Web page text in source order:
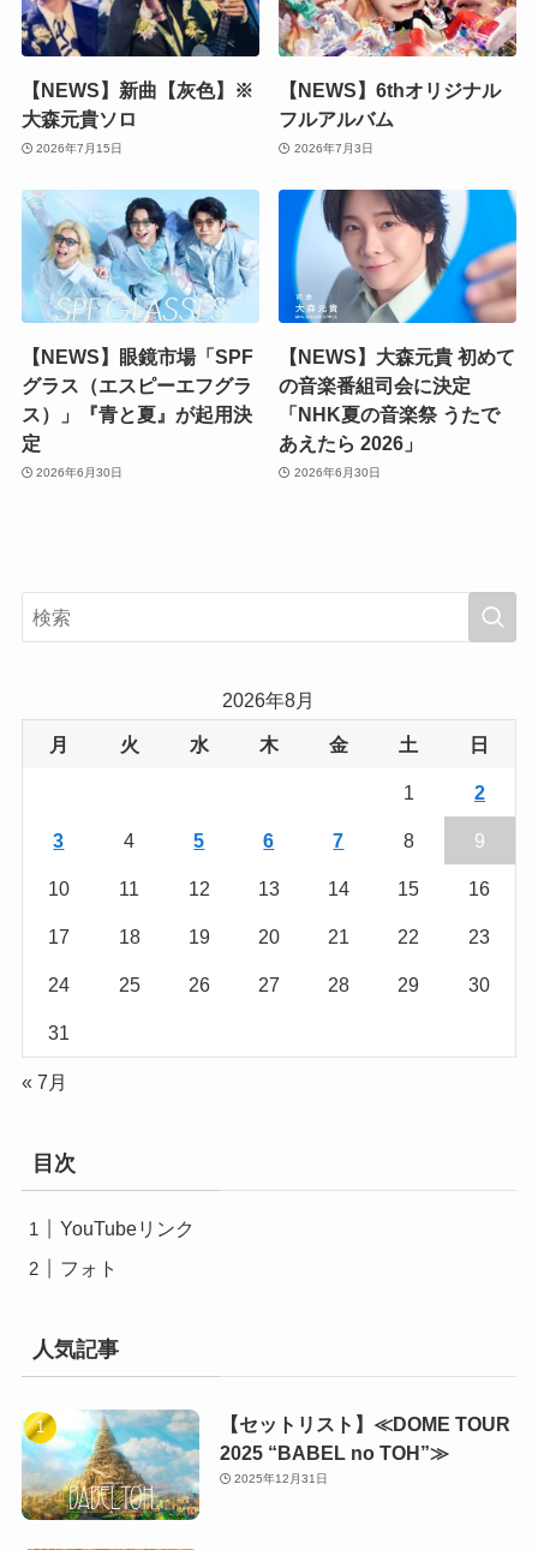
【NEWS】新曲【灰色】※
大森元貴ソロ
2026年7月15日
【NEWS】6thオリジナル
フルアルバム
2026年7月3日
【NEWS】眼鏡市場「SPF
グラス（エスピーエフグラ
ス）」『青と夏』が起用決
定
2026年6月30日
【NEWS】大森元貴 初めて
の音楽番組司会に決定
「NHK夏の音楽祭 うたで
あえたら 2026」
2026年6月30日
2026年8月
月 火 水 木 金 土 日
1 2
3 4 5 6 7 8 9
10 11 12 13 14 15 16
17 18 19 20 21 22 23
24 25 26 27 28 29 30
31
« 7月
目次
YouTubeリンク
フォト
人気記事
【セットリスト】≪DOME TOUR
2025 “BABEL no TOH”≫
2025年12月31日